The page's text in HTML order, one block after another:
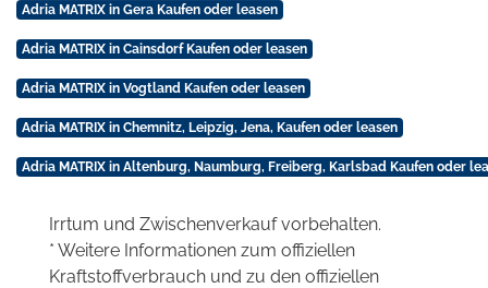
Adria MATRIX in Gera Kaufen oder leasen
Adria MATRIX in Cainsdorf Kaufen oder leasen
Adria MATRIX in Vogtland Kaufen oder leasen
Adria MATRIX in Chemnitz, Leipzig, Jena, Kaufen oder leasen
Adria MATRIX in Altenburg, Naumburg, Freiberg, Karlsbad Kaufen oder
Irrtum und Zwischenverkauf vorbehalten.
* Weitere Informationen zum offiziellen
Kraftstoffverbrauch und zu den offiziellen